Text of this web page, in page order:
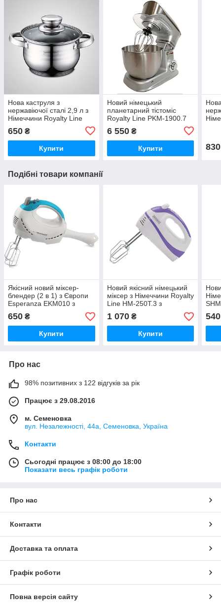
Нова каструля з
нержавіючої сталі 2,9 л з
Німеччини Royalty Line
650 ₴
Купити
Новий німецький
планетарний тістоміс
Royalty Line PKM-1900.7
гарантією
6 550₴
Купити 830
Подібні товари компанії
Якісний новий міксер-
блендер (2 в 1) з Європи
Esperanza EKM010 з
гарантією
650 ₴
Купити
Новий якісний німецький
міксер з Німеччини Royalty
Line HM-250T.3 з
гарантією
1 070₴
Купити
540
Про нас
98% позитивних з 122 відгуків за рік
Працює з 29.08.2016
м. Семеновка
вул. Незалежності, 44а, Семеновка, Україна
Контакти
Сьогодні працює з 08:00 до 18:00
Показати весь графік роботи
Про нас
Контакти
Доставка та оплата
Графік роботи
Повна версія сайту